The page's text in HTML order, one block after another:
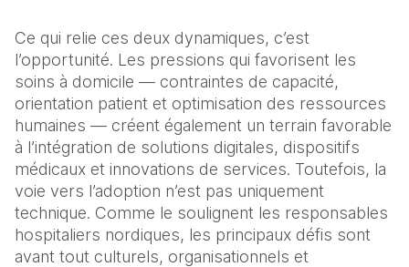
Ce qui relie ces deux dynamiques, c’est
l’opportunité. Les pressions qui favorisent les
soins à domicile — contraintes de capacité,
orientation patient et optimisation des ressources
humaines — créent également un terrain favorable
à l’intégration de solutions digitales, dispositifs
médicaux et innovations de services. Toutefois, la
voie vers l’adoption n’est pas uniquement
technique. Comme le soulignent les responsables
hospitaliers nordiques, les principaux défis sont
avant tout culturels, organisationnels et